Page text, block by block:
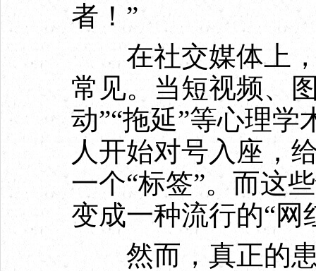
者！”
在社交媒体上，
常见。当短视频、
动”“拖延”等心理
人开始对号入座，
一个“标签”。而这
变成一种流行的“网
然而，真正的患